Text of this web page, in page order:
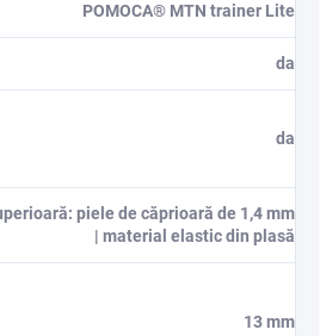
POMOCA® MTN trainer Lite
da
da
piele de căprioară de 1,4 mm
| material elastic din plasă
13 mm